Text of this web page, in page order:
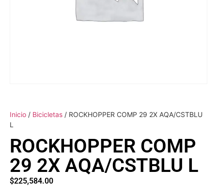
Inicio / Bicicletas / ROCKHOPPER COMP 29 2X AQA/CSTBLU
L
ROCKHOPPER COMP
29 2X AQA/CSTBLU L
$225,584.00